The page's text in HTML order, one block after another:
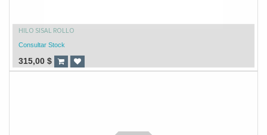
HILO SISAL ROLLO
Consultar Stock
315,00 $